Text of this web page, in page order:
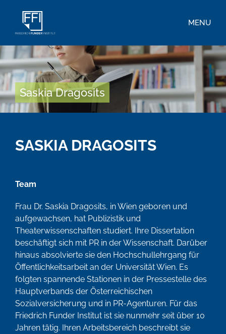
MENU
Saskia Dragosits
SASKIA DRAGOSITS
Team
Frau Dr. Saskia Dragosits, in Wien geboren und
aufgewachsen, hat Publizistik und
Theaterwissenschaften studiert. Ihre Dissertation
beschäftigt sich mit PR in der Wissenschaft. Darüber
hinaus absolvierte sie den Hochschullehrgang für
Öffentlichkeitsarbeit an der Universität Wien. Es
folgten spannende Stationen in der Pressestelle des
Hauptverbands der Österreichischen
Sozialversicherung und in PR-Agenturen. Für das
Friedrich Funder Institut ist sie nunmehr seit über 10
Jahren tätig. Ihren Arbeitsbereich beschreibt sie